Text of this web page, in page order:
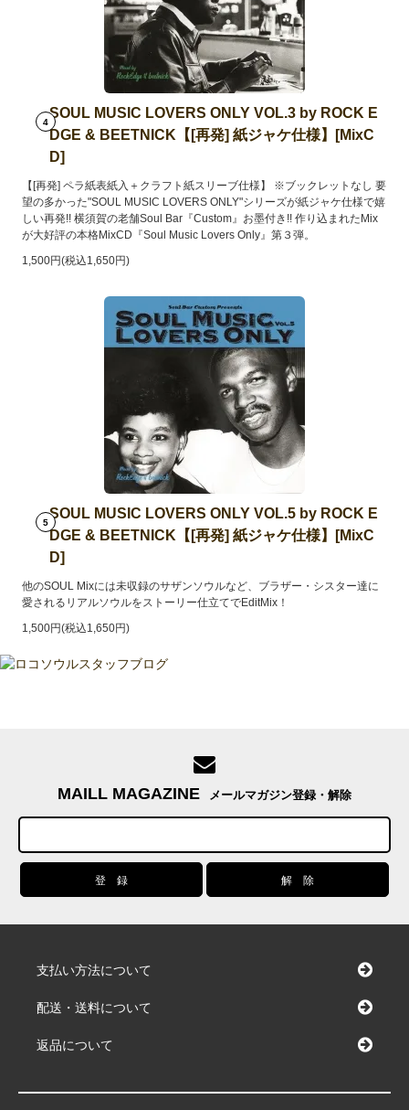
4
SOUL MUSIC LOVERS ONLY VOL.3 by ROCK E
DGE & BEETNICK【[再発] 紙ジャケ仕様】[MixC
D]
【[再発] ペラ紙表紙入＋クラフト紙スリーブ仕様】 ※ブックレットなし 要
望の多かった"SOUL MUSIC LOVERS ONLY"シリーズが紙ジャケ仕様で嬉
しい再発!! 横須賀の老舗Soul Bar『Custom』お墨付き!! 作り込まれたMix
が大好評の本格MixCD『Soul Music Lovers Only』第３弾。
1,500円(税込1,650円)
5
SOUL MUSIC LOVERS ONLY VOL.5 by ROCK E
DGE & BEETNICK【[再発] 紙ジャケ仕様】[MixC
D]
他のSOUL Mixには未収録のサザンソウルなど、ブラザー・シスター達に
愛されるリアルソウルをストーリー仕立てでEditMix！
1,500円(税込1,650円)
MAILL MAGAZINE メールマガジン登録・解除
支払い方法について
配送・送料について
返品について